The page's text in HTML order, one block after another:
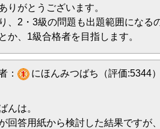
りがとうございます。
、2・3級の問題も出題範囲になる
か、1級合格者を目指します。
： にほんみつばち（評価:5344
んは。
回答用紙から検討した結果ですが